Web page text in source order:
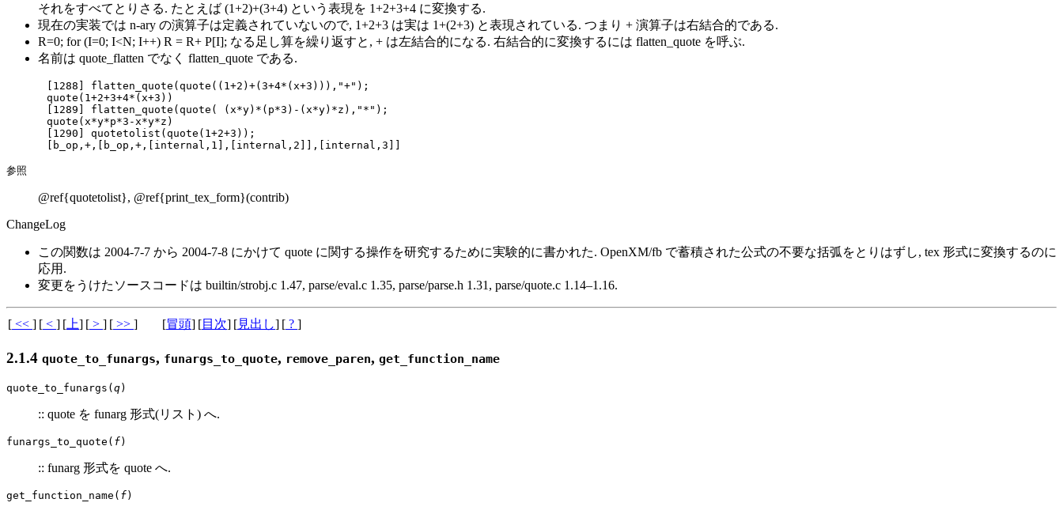
それをすべてとりさる. たとえば (1+2)+(3+4) という表現を 1+2+3+4 に変換する.
現在の実装では n-ary の演算子は定義されていないので, 1+2+3 は実は 1+(2+3) と表現されている. つまり + 演算子は右結合的である.
R=0; for (I=0; I<N; I++) R = R+ P[I]; なる足し算を繰り返すと, + は左結合的になる. 右結合的に変換するには flatten_quote を呼ぶ.
名前は quote_flatten でなく flatten_quote である.
[1288] flatten_quote(quote((1+2)+(3+4*(x+3))),"+");
quote(1+2+3+4*(x+3))
[1289] flatten_quote(quote( (x*y)*(p*3)-(x*y)*z),"*");
quote(x*y*p*3-x*y*z)
[1290] quotetolist(quote(1+2+3));
参照
@ref{quotetolist}, @ref{print_tex_form}(contrib)
ChangeLog
この関数は 2004-7-7 から 2004-7-8 にかけて quote に関する操作を研究するために実験的に書かれた. OpenXM/fb で蓄積された公式の不要な括弧をとりはずし, tex 形式に変換するのに
応用.
変更をうけたソースコードは builtin/strobj.c 1.47, parse/eval.c 1.35, parse/parse.h 1.31, parse/quote.c 1.14–1.16.
[ << ] [ < ] [ 上] [ > ] [ >> ] [冒頭] [目次] [見出し] [ ? ]
2.1.4 quote_to_funargs, funargs_to_quote, remove_paren, get_function_name
quote_to_funargs(q)
:: quote を funarg 形式(リスト) へ.
funargs_to_quote( f)
:: funarg 形式を quote へ.
get_function_name( f)